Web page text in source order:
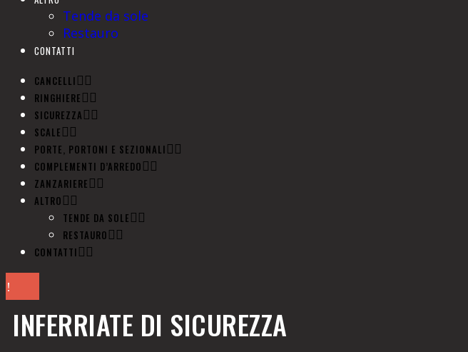
Tende da sole
Restauro
CONTATTI
CANCELLI
RINGHIERE
SICUREZZA
SCALE
PORTE, PORTONI E SEZIONALI
COMPLEMENTI D’ARREDO
ZANZARIERE
ALTRO
TENDE DA SOLE
RESTAURO
CONTATTI
INFERRIATE DI SICUREZZA